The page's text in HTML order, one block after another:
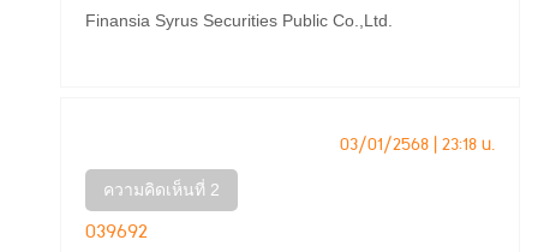
Finansia Syrus Securities Public Co.,Ltd.
03/01/2568 | 23:18 น.
ความคิดเห็นที่ 2
039692